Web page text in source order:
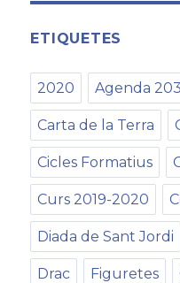
ETIQUETES
2020 Agenda
Carta de la Terra
Cicles Formatius
Curs 2019-2020
Diada de Sant Jordi
Drac Figuretes